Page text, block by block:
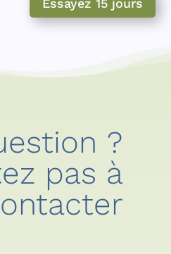
?
pas à